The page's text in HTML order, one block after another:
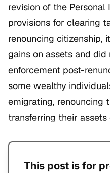
revision of the Personal
provisions for clearing
renouncing citizenship,
gains on assets and
enforcement post-
some wealthy
emigrating, renouncing
transferring their assets
This post is for